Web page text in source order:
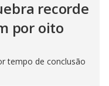
recorde
por oito
tempo de conclusão